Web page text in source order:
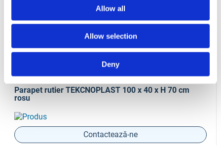
Allow all
Allow selection
Deny
Produse Conexe
Parapet rutier TEKCNOPLAST 100 x 40 x H 70 cm
rosu
Contactează-ne